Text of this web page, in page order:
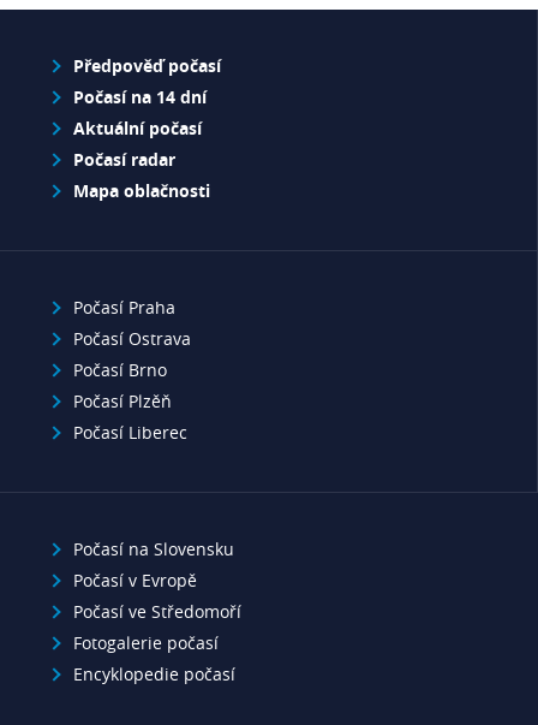
Předpověď počasí
Počasí na 14 dní
Aktuální počasí
Počasí radar
Mapa oblačnosti
Počasí Praha
Počasí Ostrava
Počasí Brno
Počasí Plzěň
Počasí Liberec
Počasí na Slovensku
Počasí v Evropě
Počasí ve Středomoří
Fotogalerie počasí
Encyklopedie počasí